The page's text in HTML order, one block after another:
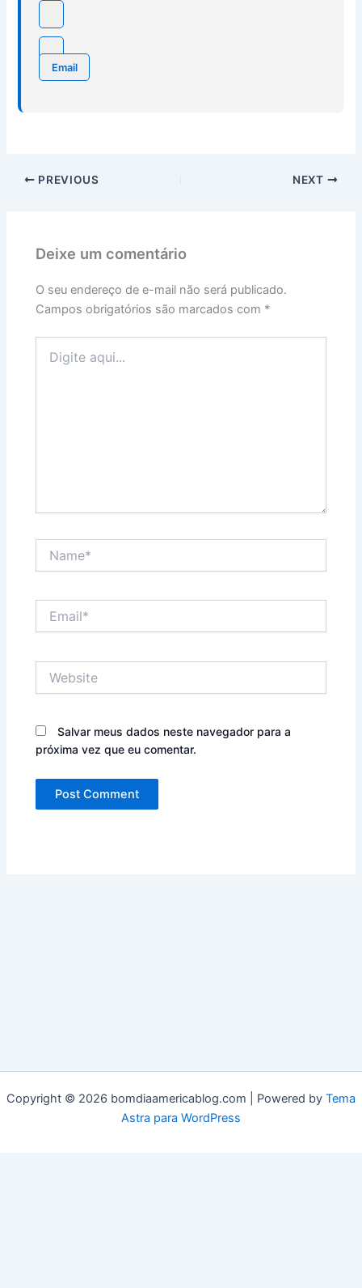
Email
PREVIOUS NEXT
Deixe um comentário
O seu endereço de e-mail não será publicado.
Campos obrigatórios são marcados com *
aqui...
Salvar meus dados neste navegador para a
próxima vez que eu comentar.
Copyright © 2026 bomdiaamericablog.com | Powered by Tema
Astra para WordPress